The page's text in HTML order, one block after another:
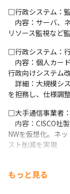
□行政システム：
内容：サーバ、
リソース監視など
□行政システム：
内容：個人カー
行政向けシステム
詳細：大規模シ
を担務し、仕様調
□大手通信事業者
内容：CISCO社
NWを仮想化。ネ
スト削減を実現
20代から50代まで
もっと見る